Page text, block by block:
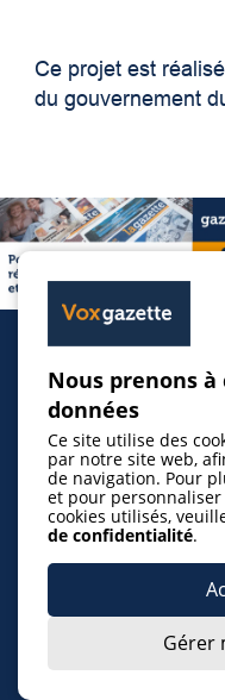
Ce projet est
du gouvernement
Inscrire un événement
© 2026 Gazette
Nous prenons
données
Ce site utilise des
par notre site web,
de navigation. Pour
et pour
cookies utilisés,
de confidentialité.
Gérer